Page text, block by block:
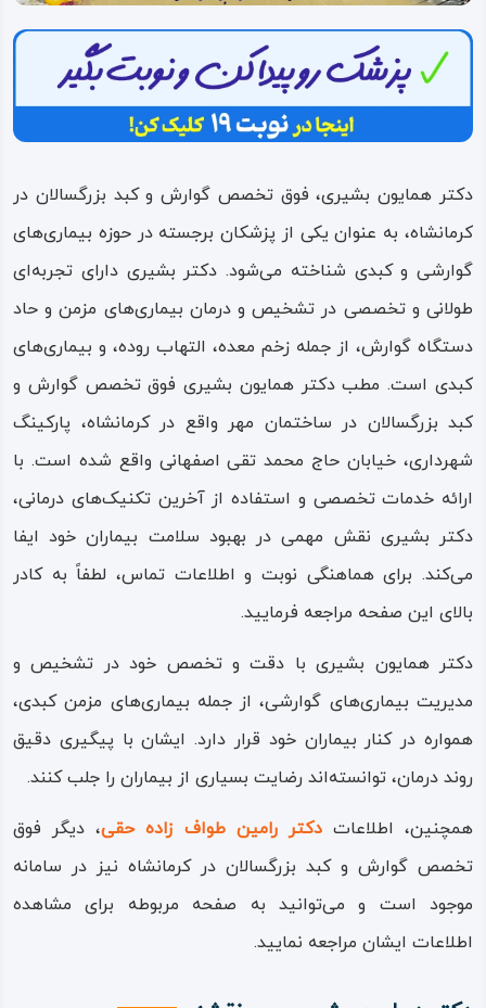
دکتر همایون بشیری، فوق تخصص گوارش و کبد بزرگسالان در
کرمانشاه، به عنوان یکی از پزشکان برجسته در حوزه بیماری‌های
گوارشی و کبدی شناخته می‌شود. دکتر بشیری دارای تجربه‌ای
طولانی و تخصصی در تشخیص و درمان بیماری‌های مزمن و حاد
دستگاه گوارش، از جمله زخم معده، التهاب روده، و بیماری‌های
کبدی است. مطب دکتر همایون بشیری فوق تخصص گوارش و
کبد بزرگسالان در ساختمان مهر واقع در کرمانشاه، پارکینگ
شهرداری، خیابان حاج محمد تقی اصفهانی واقع شده است. با
ارائه خدمات تخصصی و استفاده از آخرین تکنیک‌های درمانی،
دکتر بشیری نقش مهمی در بهبود سلامت بیماران خود ایفا
می‌کند. برای هماهنگی نوبت و اطلاعات تماس، لطفاً به کادر
بالای این صفحه مراجعه فرمایید.
دکتر همایون بشیری با دقت و تخصص خود در تشخیص و
مدیریت بیماری‌های گوارشی، از جمله بیماری‌های مزمن کبدی،
همواره در کنار بیماران خود قرار دارد. ایشان با پیگیری دقیق
روند درمان، توانسته‌اند رضایت بسیاری از بیماران را جلب کنند.
همچنین، اطلاعاتدکتر رامین طواف زاده حقی، دیگر فوق
تخصص گوارش و کبد بزرگسالان در کرمانشاه نیز در سامانه
موجود است و می‌توانید به صفحه مربوطه برای مشاهده
اطلاعات ایشان مراجعه نمایید.